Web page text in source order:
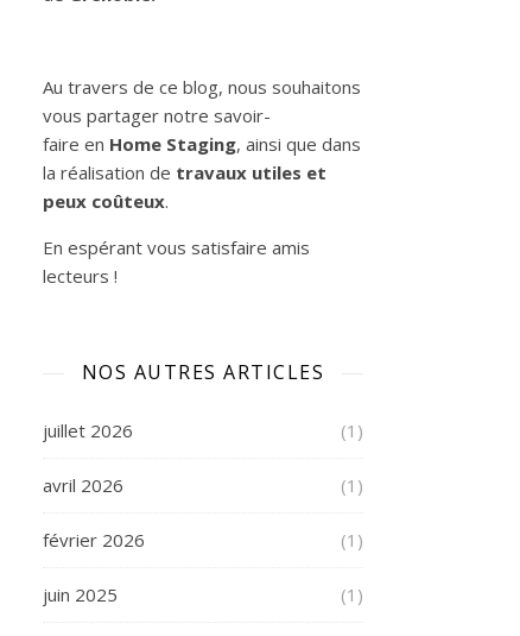
Au travers de ce blog, nous souhaitons
vous partager notre savoir-
faire en Home Staging, ainsi que dans
la réalisation de travaux utiles et
peux coûteux.
En espérant vous satisfaire amis
lecteurs !
NOS AUTRES ARTICLES
juillet 2026 (1)
avril 2026 (1)
février 2026 (1)
juin 2025 (1)